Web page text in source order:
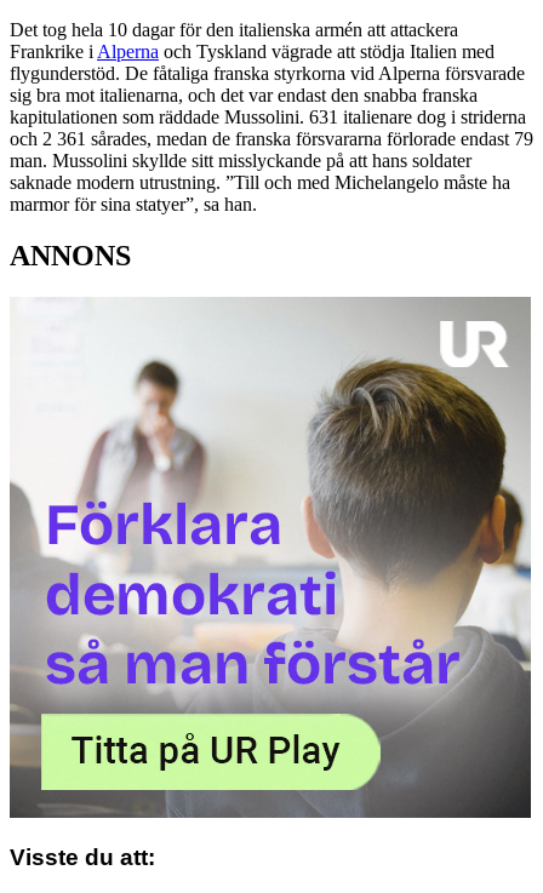
Det tog hela 10 dagar för den italienska armén att attackera
Frankrike i Alperna och Tyskland vägrade att stödja Italien med
flygunderstöd. De fåtaliga franska styrkorna vid Alperna försvarade
sig bra mot italienarna, och det var endast den snabba franska
kapitulationen som räddade Mussolini. 631 italienare dog i striderna
och 2 361 sårades, medan de franska försvararna förlorade endast 79
man. Mussolini skyllde sitt misslyckande på att hans soldater
saknade modern utrustning. ”Till och med Michelangelo måste ha
marmor för sina statyer”, sa han.
ANNONS
Visste du att: